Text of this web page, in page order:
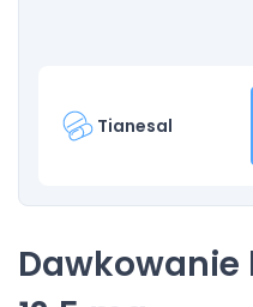
Tianesal
Dawkowanie